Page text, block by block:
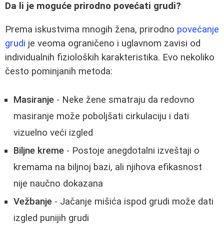
Da li je moguće prirodno povećati grudi?
Prema iskustvima mnogih žena, prirodno povećanje
grudi je veoma ograničeno i uglavnom zavisi od
individualnih fizioloških karakteristika. Evo nekoliko
često pominjanih metoda:
Masiranje - Neke žene smatraju da redovno
masiranje može poboljšati cirkulaciju i dati
vizuelno veći izgled
Biljne kreme - Postoje anegdotalni izveštaji o
kremama na biljnoj bazi, ali njihova efikasnost
nije naučno dokazana
Vežbanje - Jačanje mišića ispod grudi može dati
izgled punijih grudi